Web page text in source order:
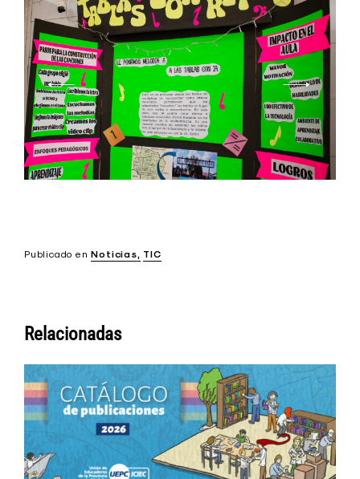
Publicado enNoticias TIC
Relacionadas